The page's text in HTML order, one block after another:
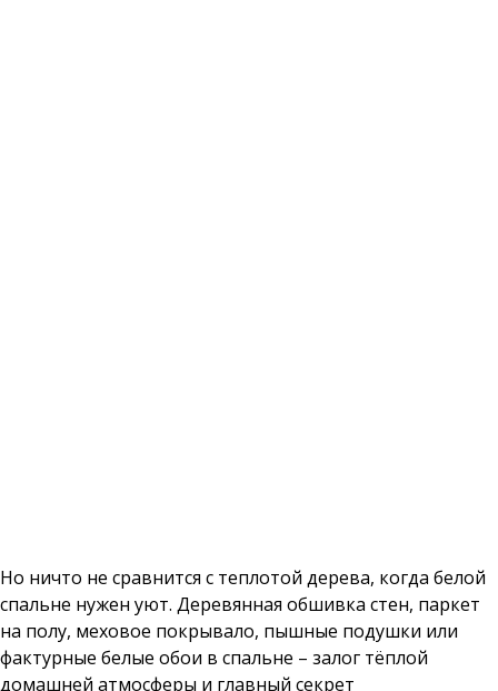
Но ничто не сравнится с теплотой дерева, когда белой
спальне нужен уют. Деревянная обшивка стен, паркет
на полу, меховое покрывало, пышные подушки или
фактурные белые обои в спальне – залог тёплой
домашней атмосферы и главный секрет